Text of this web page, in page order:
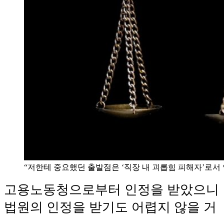
“저한테 중요했던 출발점은 ‘직장 내 괴롭힘 피해자’로
고용노동청으로부터 인정을 받았으니
법원의 인정을 받기도 어렵지 않을 거